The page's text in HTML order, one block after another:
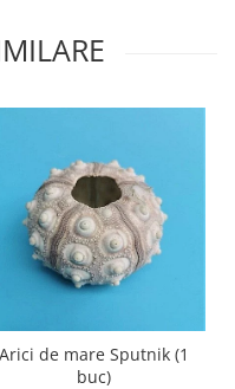
Arici de mare Sputnik (1
buc)